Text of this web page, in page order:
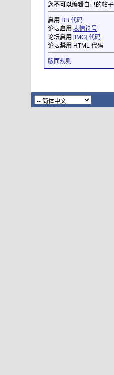
您不可以编辑自己的帖子
启用 BB 代码
论坛启用 表情符号
论坛启用 [IMG] 代码
论坛禁用 HTML 代码
版面规则